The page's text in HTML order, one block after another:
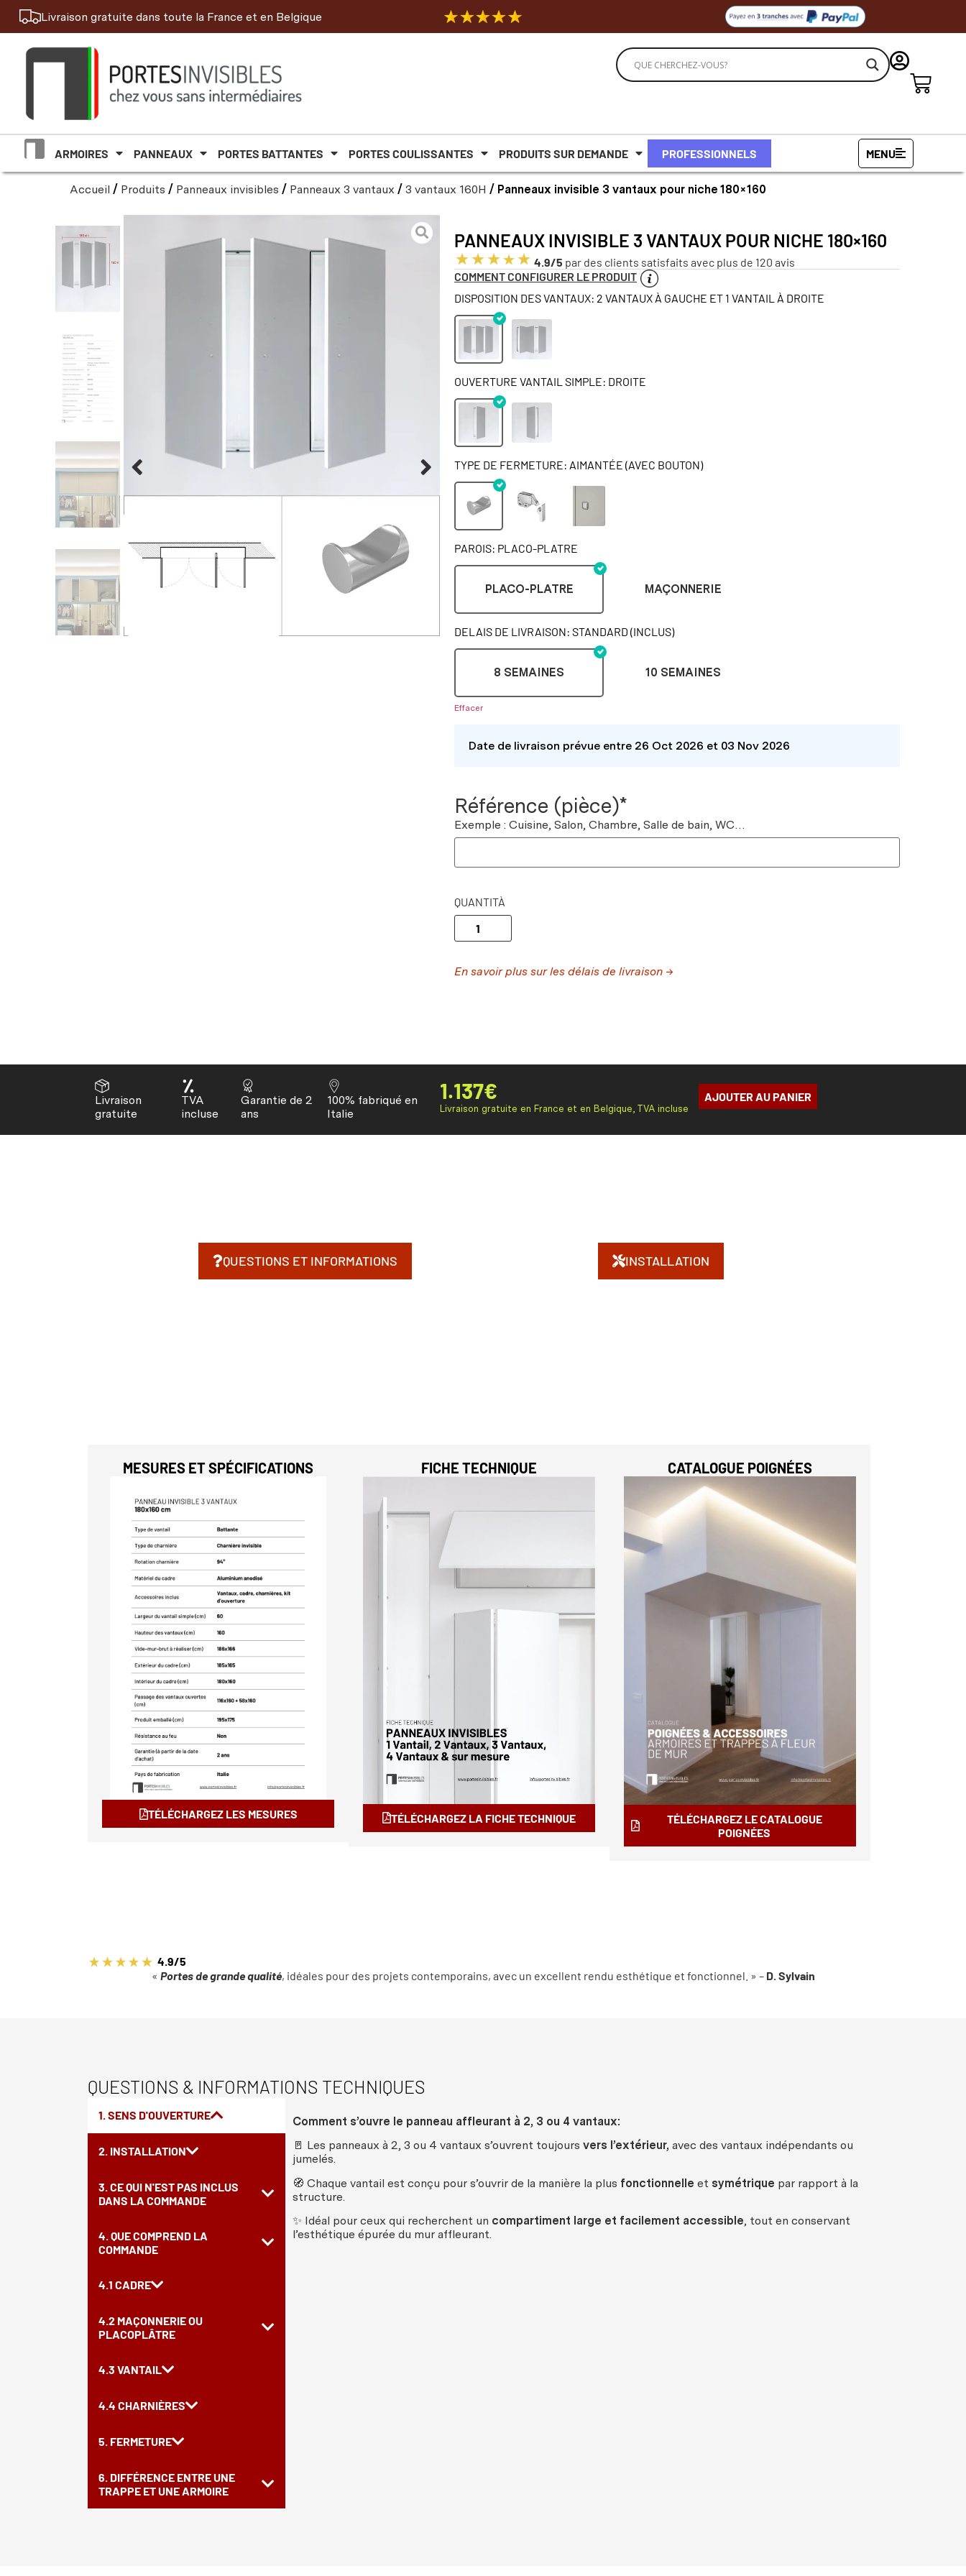
Livraison gratuite dans toute la France et en Belgique
ARMOIRES PANNEAUX PORTES BATTANTES PORTES COULISSANTES PRODUITS SUR DEMANDE PROFESSIONNELS MENU
Accueil / Produits / Panneaux invisibles / Panneaux 3 vantaux / 3 vantaux 160H / Panneaux invisible 3 vantaux pour niche 180×160
PANNEAUX INVISIBLE 3 VANTAUX POUR NICHE 180×160
4.9/5 par des clients satisfaits avec plus de 120 avis
COMMENT CONFIGURER LE PRODUIT
DISPOSITION DES VANTAUX: 2 VANTAUX À GAUCHE ET 1 VANTAIL À DROITE
OUVERTURE VANTAIL SIMPLE: DROITE
TYPE DE FERMETURE: AIMANTÉE (AVEC BOUTON)
PAROIS: PLACO-PLATRE
PLACO-PLATRE MAÇONNERIE
DELAIS DE LIVRAISON: STANDARD (INCLUS)
8 SEMAINES 10 SEMAINES
Effacer
Date de livraison prévue entre 26 Oct 2026 et 03 Nov 2026
Référence (pièce)*
Exemple : Cuisine, Salon, Chambre, Salle de bain, WC…
QUANTITÀ
En savoir plus sur les délais de livraison →
Livraison
gratuite
TVA
incluse
Garantie de 2
ans
100% fabriqué en
Italie
1.137€
Livraison gratuite en France et en Belgique, TVA incluse
AJOUTER AU PANIER
QUESTIONS ET INFORMATIONS INSTALLATION
MESURES ET SPÉCIFICATIONS
TÉLÉCHARGEZ LES MESURES
FICHE TECHNIQUE
TÉLÉCHARGEZ LA FICHE TECHNIQUE
CATALOGUE POIGNÉES
TÉLÉCHARGEZ LE CATALOGUE
POIGNÉES
4.9/5
« Portes de grande qualité, idéales pour des projets contemporains, avec un excellent rendu esthétique et fonctionnel. » – D. Sylvain
QUESTIONS & INFORMATIONS TECHNIQUES
1. SENS D'OUVERTURE
2. INSTALLATION
3. CE QUI N'EST PAS INCLUS
DANS LA COMMANDE
4. QUE COMPREND LA
COMMANDE
4.1 CADRE
4.2 MAÇONNERIE OU
PLACOPLÂTRE
4.3 VANTAIL
4.4 CHARNIÈRES
5. FERMETURE
6. DIFFÉRENCE ENTRE UNE
TRAPPE ET UNE ARMOIRE
Comment s’ouvre le panneau affleurant à 2, 3 ou 4 vantaux:
🚪 Les panneaux à 2, 3 ou 4 vantaux s’ouvrent toujours vers l’extérieur, avec des vantaux indépendants ou
jumelés.
🧭 Chaque vantail est conçu pour s’ouvrir de la manière la plus fonctionnelle et symétrique par rapport à la
structure.
✨ Idéal pour ceux qui recherchent un compartiment large et facilement accessible, tout en conservant
l’esthétique épurée du mur affleurant.